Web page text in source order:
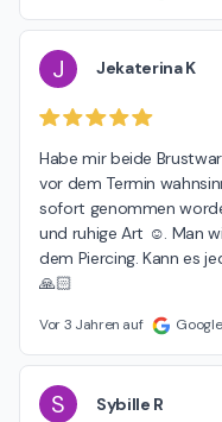
J Jekaterina K
Habe mir beide
vor dem Termin
sofort genommen
und ruhige Art ☺️. Man
dem Piercing. Kann es
🙏🏻
Vor 3 Jahren auf Google
S Sybille R